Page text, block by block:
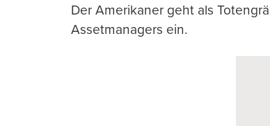
Der Amerikaner geht als
Assetmanagers ein.